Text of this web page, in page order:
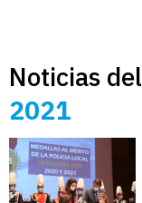
Noticias del
2021